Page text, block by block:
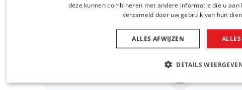
Wij helpen u graag verder
amet.
Bel ons
deze kunnen combineren met andere informatie die u
verzameld door uw gebruik van hun
ALLES AFWIJZEN
DETAILS